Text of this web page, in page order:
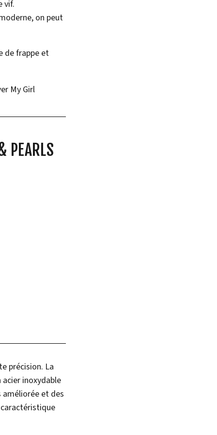
vif.
on peut
de frappe et
My Girl
PEARLS
précision. La
inoxydable
et des